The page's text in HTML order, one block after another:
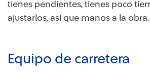
tienes pendientes, tienes poco
ajustarlos, así que manos a la obra.
Equipo de carretera